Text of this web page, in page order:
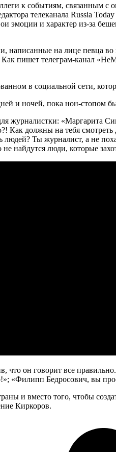
к событиям, связанным
телеканала Russia
эмоции и характер из-за
написанные на лице певца
пишет телеграм-канал
в социальной сети,
и ночей, пока нон-
«Маргарита
Как должны на тебя
людей? Ты журналист, а не
найдутся люди, которые
что он говорит все
«Филипп Бедросович, вы
и вместо того, чтобы
Киркоров.